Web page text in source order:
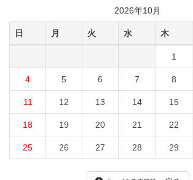
2026年10月
日 月 火 水 木
1
4 5 6 7 8
11 12 13 14 15
18 19 20 21 22
25 26 27 28 29